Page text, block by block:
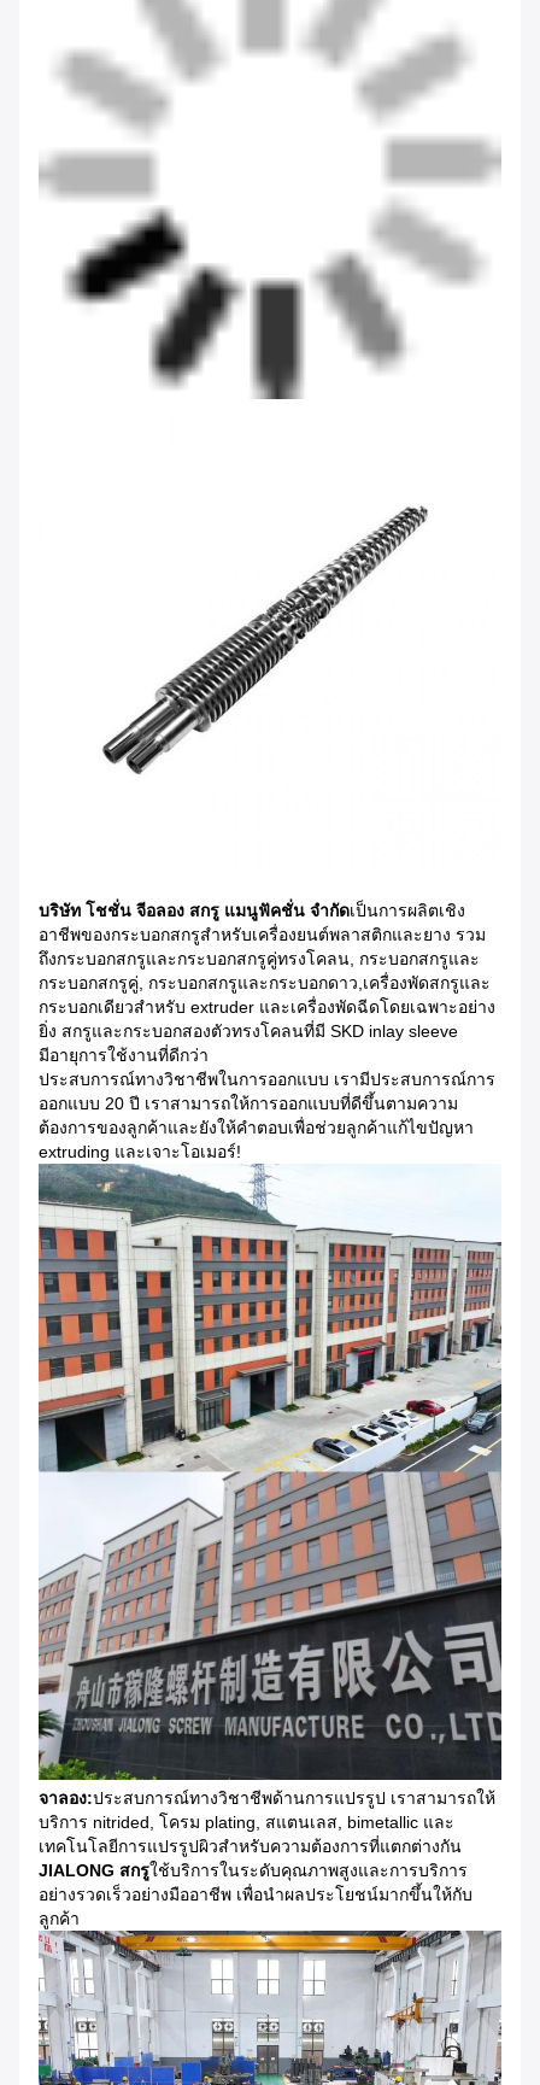
บริษัท โชชั่น จีอลอง สกรู แมนูฟัคชั่น จํากัดเป็นการผลิตเชิง
อาชีพของกระบอกสกรูสําหรับเครื่องยนต์พลาสติกและยาง รวม
ถึงกระบอกสกรูและกระบอกสกรูคู่ทรงโคลน, กระบอกสกรูและ
กระบอกสกรูคู่, กระบอกสกรูและกระบอกดาว,เครื่องพัดสกรูและ
กระบอกเดียวสําหรับ extruder และเครื่องพัดฉีดโดยเฉพาะอย่าง
ยิ่ง สกรูและกระบอกสองตัวทรงโคลนที่มี SKD inlay sleeve
มีอายุการใช้งานที่ดีกว่า
ประสบการณ์ทางวิชาชีพในการออกแบบ เรามีประสบการณ์การ
ออกแบบ 20 ปี เราสามารถให้การออกแบบที่ดีขึ้นตามความ
ต้องการของลูกค้าและยังให้คําตอบเพื่อช่วยลูกค้าแก้ไขปัญหา
extruding และเจาะโอเมอร์!
จาลอง:ประสบการณ์ทางวิชาชีพด้านการแปรรูป เราสามารถให้
บริการ nitrided, โครม plating, สแตนเลส, bimetallic และ
เทคโนโลยีการแปรรูปผิวสําหรับความต้องการที่แตกต่างกัน
JIALONG สกรูใช้บริการในระดับคุณภาพสูงและการบริการ
อย่างรวดเร็วอย่างมืออาชีพ เพื่อนําผลประโยชน์มากขึ้นให้กับ
ลูกค้า